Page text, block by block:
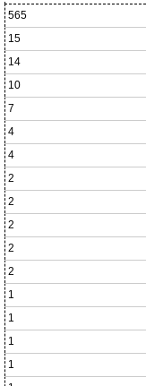
565
15
14
10
7
4
4
2
2
2
2
2
1
1
1
1